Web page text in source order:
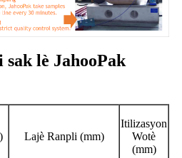
lè JahooPak
Lajè Ranpli (mm)
Itilizasyon
Wotè
(mm)